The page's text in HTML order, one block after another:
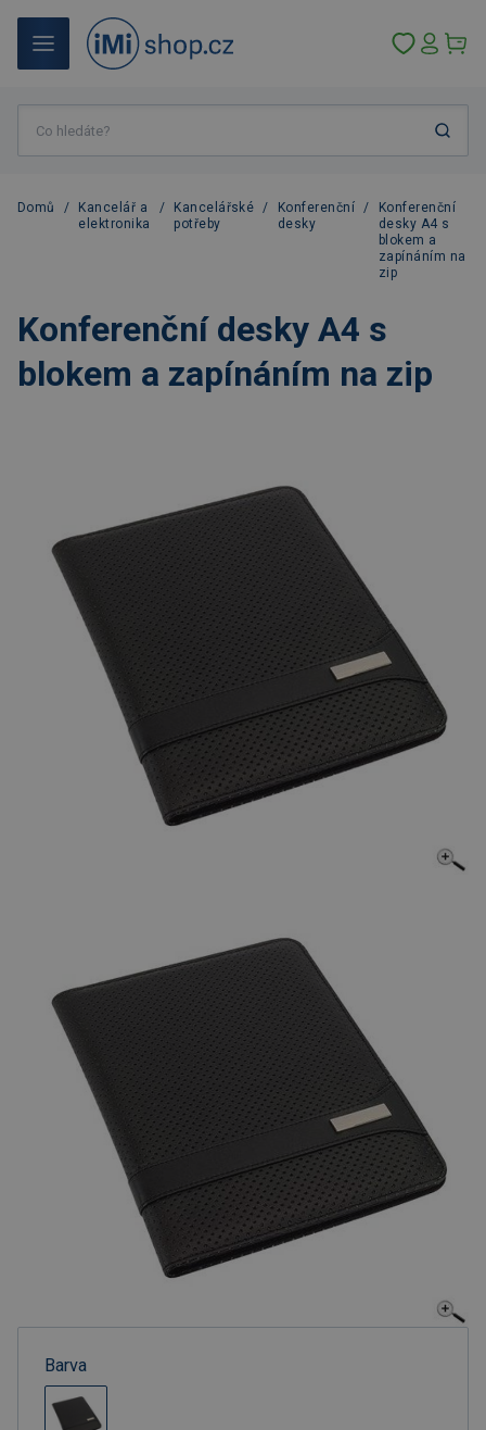
Domů /
Kancelář a
elektronika
/
Kancelářské
potřeby
/
Konferenční
desky
/
Konferenční
desky A4 s
blokem a
zapínáním na
zip
Konferenční desky A4 s
blokem a zapínáním na zip
Barva